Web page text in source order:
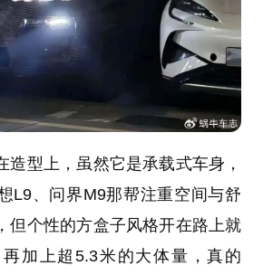
造型上，虽然它是承载式车身，
L9、问界M9那帮注重空间与舒
但个性的方盒子风格开在路上就
加上超5.3米的大体量，真的